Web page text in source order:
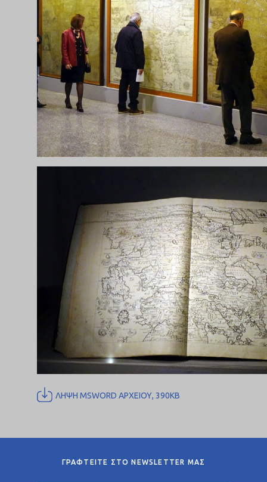
ΛΗΨΗ MSWORD ΑΡΧΕΙΟΥ, 390KB
ΓΡΑΦΤΕΙΤΕ ΣΤΟ NEWSLETTER ΜΑΣ